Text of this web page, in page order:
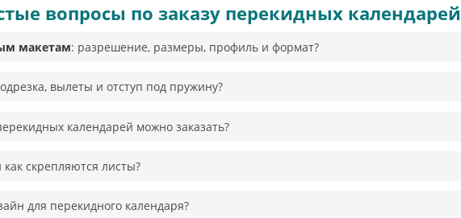
вопросы по заказу перекидных календарей
макетам: разрешение, размеры, профиль и формат?
вылеты и отступ под пружину?
календарей можно заказать?
скрепляются листы?
для перекидного календаря?